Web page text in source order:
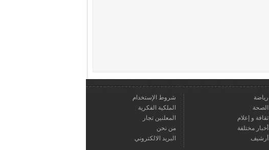
رياضة
الصحة
ثقافة و إعلام
أخبار مختلفة
أرشيف
شروط الإستخدام
الملكية الفكرية
المعلنين تجار
من نحن
البريد الالكتروني